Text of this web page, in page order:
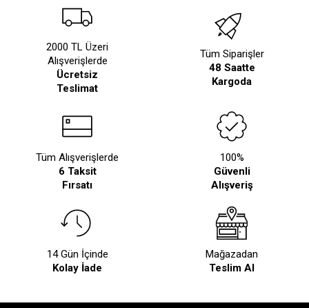
2000 TL Üzeri
Alışverişlerde
Ücretsiz
Teslimat
Tüm Siparişler
48 Saatte
Kargoda
Tüm Alışverişlerde
6 Taksit
Fırsatı
100%
Güvenli
Alışveriş
14 Gün İçinde
Kolay İade
Mağazadan
Teslim Al